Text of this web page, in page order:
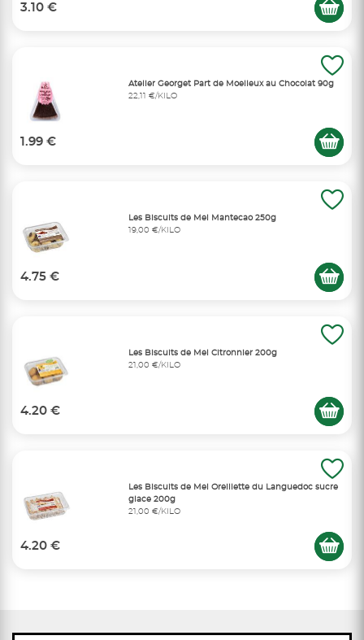
3.10 €
Atelier Georget Part de Moelleux au Chocolat 90g
22,11 €/KILO
1.99 €
Les Biscuits de Mel Mantecao 250g
19,00 €/KILO
4.75 €
Les Biscuits de Mel Citronnier 200g
21,00 €/KILO
4.20 €
Les Biscuits de Mel Oreillette du Languedoc sucre
glace 200g
21,00 €/KILO
4.20 €